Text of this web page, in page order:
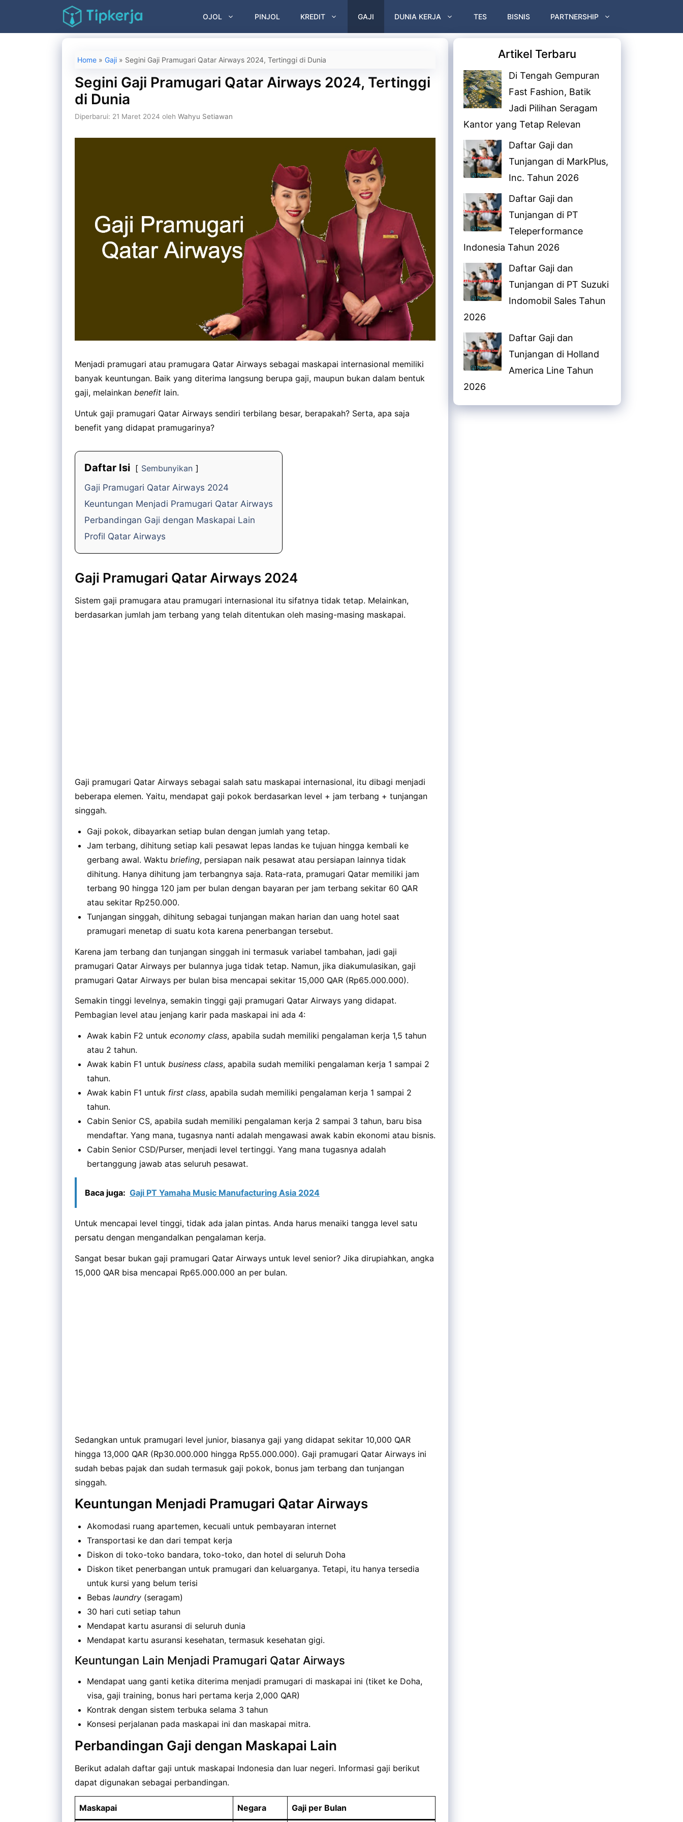
isi
OJOL PINJOL KREDIT GAJI DUNIA KERJA TES BISNIS PARTNERSHIP
Home » Gaji » Segini Gaji Pramugari Qatar Airways 2024, Tertinggi di Dunia
Segini Gaji Pramugari Qatar Airways 2024, Tertinggi
di Dunia
Diperbarui: 21 Maret 2024 oleh Wahyu Setiawan
Menjadi pramugari atau pramugara Qatar Airways sebagai maskapai internasional memiliki
banyak keuntungan. Baik yang diterima langsung berupa gaji, maupun bukan dalam bentuk
gaji, melainkan benefit lain.
Untuk gaji pramugari Qatar Airways sendiri terbilang besar, berapakah? Serta, apa saja
benefit yang didapat pramugarinya?
Daftar Isi
Sembunyikan
Gaji Pramugari Qatar Airways 2024
Keuntungan Menjadi Pramugari Qatar Airways
Perbandingan Gaji dengan Maskapai Lain
Profil Qatar Airways
Gaji Pramugari Qatar Airways 2024
Sistem gaji pramugara atau pramugari internasional itu sifatnya tidak tetap. Melainkan,
berdasarkan jumlah jam terbang yang telah ditentukan oleh masing-masing maskapai.
Gaji pramugari Qatar Airways sebagai salah satu maskapai internasional, itu dibagi menjadi
beberapa elemen. Yaitu, mendapat gaji pokok berdasarkan level + jam terbang + tunjangan
singgah.
Gaji pokok, dibayarkan setiap bulan dengan jumlah yang tetap.
Jam terbang, dihitung setiap kali pesawat lepas landas ke tujuan hingga kembali ke
gerbang awal. Waktu briefing, persiapan naik pesawat atau persiapan lainnya tidak
dihitung. Hanya dihitung jam terbangnya saja. Rata-rata, pramugari Qatar memiliki jam
terbang 90 hingga 120 jam per bulan dengan bayaran per jam terbang sekitar 60 QAR
atau sekitar Rp250.000.
Tunjangan singgah, dihitung sebagai tunjangan makan harian dan uang hotel saat
pramugari menetap di suatu kota karena penerbangan tersebut.
Karena jam terbang dan tunjangan singgah ini termasuk variabel tambahan, jadi gaji
pramugari Qatar Airways per bulannya juga tidak tetap. Namun, jika diakumulasikan, gaji
pramugari Qatar Airways per bulan bisa mencapai sekitar 15,000 QAR (Rp65.000.000).
Semakin tinggi levelnya, semakin tinggi gaji pramugari Qatar Airways yang didapat.
Pembagian level atau jenjang karir pada maskapai ini ada 4:
Awak kabin F2 untuk economy class, apabila sudah memiliki pengalaman kerja 1,5 tahun
atau 2 tahun.
Awak kabin F1 untuk business class, apabila sudah memiliki pengalaman kerja 1 sampai 2
tahun.
Awak kabin F1 untuk first class, apabila sudah memiliki pengalaman kerja 1 sampai 2
tahun.
Cabin Senior CS, apabila sudah memiliki pengalaman kerja 2 sampai 3 tahun, baru bisa
mendaftar. Yang mana, tugasnya nanti adalah mengawasi awak kabin ekonomi atau bisnis.
Cabin Senior CSD/Purser, menjadi level tertinggi. Yang mana tugasnya adalah
bertanggung jawab atas seluruh pesawat.
Baca juga: Gaji PT Yamaha Music Manufacturing Asia 2024
Untuk mencapai level tinggi, tidak ada jalan pintas. Anda harus menaiki tangga level satu
persatu dengan mengandalkan pengalaman kerja.
Sangat besar bukan gaji pramugari Qatar Airways untuk level senior? Jika dirupiahkan, angka
15,000 QAR bisa mencapai Rp65.000.000 an per bulan.
Sedangkan untuk pramugari level junior, biasanya gaji yang didapat sekitar 10,000 QAR
hingga 13,000 QAR (Rp30.000.000 hingga Rp55.000.000). Gaji pramugari Qatar Airways ini
sudah bebas pajak dan sudah termasuk gaji pokok, bonus jam terbang dan tunjangan
singgah.
Keuntungan Menjadi Pramugari Qatar Airways
Akomodasi ruang apartemen, kecuali untuk pembayaran internet
Transportasi ke dan dari tempat kerja
Diskon di toko-toko bandara, toko-toko, dan hotel di seluruh Doha
Diskon tiket penerbangan untuk pramugari dan keluarganya. Tetapi, itu hanya tersedia
untuk kursi yang belum terisi
Bebas laundry (seragam)
30 hari cuti setiap tahun
Mendapat kartu asuransi di seluruh dunia
Mendapat kartu asuransi kesehatan, termasuk kesehatan gigi.
Keuntungan Lain Menjadi Pramugari Qatar Airways
Mendapat uang ganti ketika diterima menjadi pramugari di maskapai ini (tiket ke Doha,
visa, gaji training, bonus hari pertama kerja 2,000 QAR)
Kontrak dengan sistem terbuka selama 3 tahun
Konsesi perjalanan pada maskapai ini dan maskapai mitra.
Perbandingan Gaji dengan Maskapai Lain
Berikut adalah daftar gaji untuk maskapai Indonesia dan luar negeri. Informasi gaji berikut
dapat digunakan sebagai perbandingan.
Maskapai Negara Gaji per Bulan
Artikel Terbaru
Di Tengah Gempuran
Fast Fashion, Batik
Jadi Pilihan Seragam
Kantor yang Tetap Relevan
Daftar Gaji dan
Tunjangan di MarkPlus,
Inc. Tahun 2026
Daftar Gaji dan
Tunjangan di PT
Teleperformance
Indonesia Tahun 2026
Daftar Gaji dan
Tunjangan di PT Suzuki
Indomobil Sales Tahun
2026
Daftar Gaji dan
Tunjangan di Holland
America Line Tahun
2026